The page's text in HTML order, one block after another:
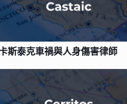
斯泰克車禍與人身傷害律師